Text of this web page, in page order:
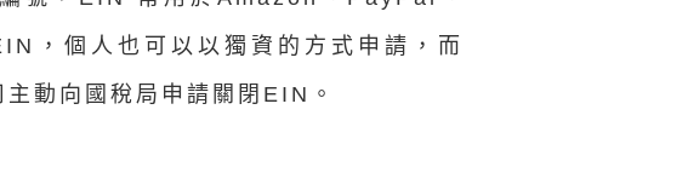
，個人也可以以獨資的方式申請，而
動向國稅局申請關閉EIN。